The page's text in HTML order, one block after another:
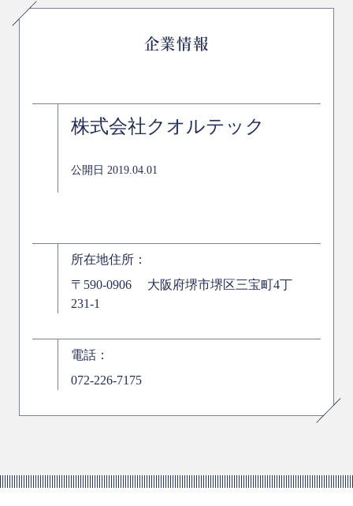
企業情報
株式会社クオルテック
公開日 2019.04.01
所在地住所：
〒590-0906 大阪府堺市堺区三宝町4丁
231-1
電話：
072-226-7175